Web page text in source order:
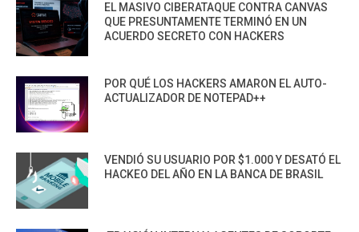
EL MASIVO CIBERATAQUE CONTRA CANVAS
QUE PRESUNTAMENTE TERMINÓ EN UN
ACUERDO SECRETO CON HACKERS
POR QUÉ LOS HACKERS AMARON EL AUTO-
ACTUALIZADOR DE NOTEPAD++
VENDIÓ SU USUARIO POR $1.000 Y DESATÓ EL
HACKEO DEL AÑO EN LA BANCA DE BRASIL